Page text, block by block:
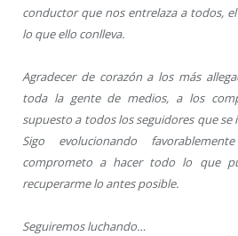
conductor que nos entrelaza a todos,
lo que ello conlleva.
Agradecer de corazón a los más
toda la gente de medios, a los
supuesto a todos los seguidores que
Sigo evolucionando
comprometo a hacer todo lo que
recuperarme lo antes posible.
Seguiremos luchando…